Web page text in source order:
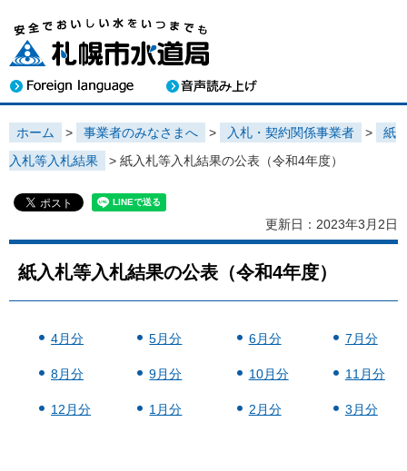
ホーム > 事業者のみなさまへ > 入札・契約関係事業者 >
紙
入札等入札結果
> 紙入札等入札結果の公表（令和4年度）
更新日：2023年3月2日
紙入札等入札結果の公表（令和4年度）
4月分 5月分 6月分 7月分
8月分 9月分 10月分 11月分
12月分 1月分 2月分 3月分